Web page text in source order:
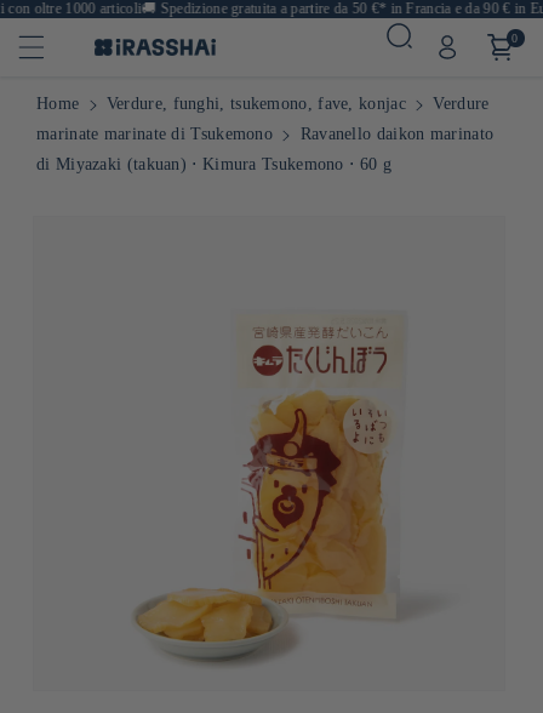
oltre 1000 articoli🚚Spedizione gratuita a partire da 50 €* in Francia e da 90 € in
0
Home Verdure, funghi, tsukemono, fave, konjac
Verdure
marinate marinate di Tsukemono
Ravanello daikon marinato
di Miyazaki (takuan) ⋅ Kimura Tsukemono ⋅ 60 g